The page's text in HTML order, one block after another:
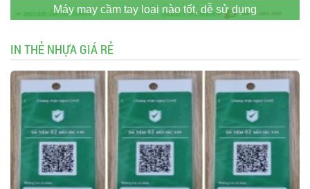
Máy may cầm tay loại nào tốt, dễ sử dụng
IN THẺ NHỰA GIÁ RẺ